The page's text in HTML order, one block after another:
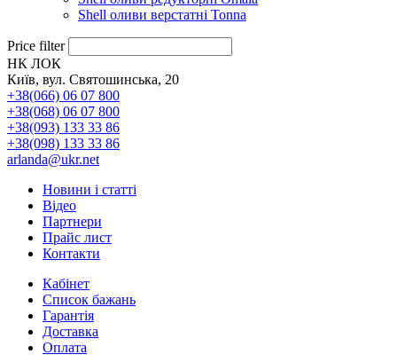
Shell оливи верстатні Tonna
Price filter
НК ЛОК
Київ, вул. Святошинська, 20
+38(066) 06 07 800
+38(068) 06 07 800
+38(093) 133 33 86
+38(098) 133 33 86
arlanda@ukr.net
Новини і статті
Відео
Партнери
Прайс лист
Контакти
Кабінет
Список бажань
Гарантія
Доставка
Оплата